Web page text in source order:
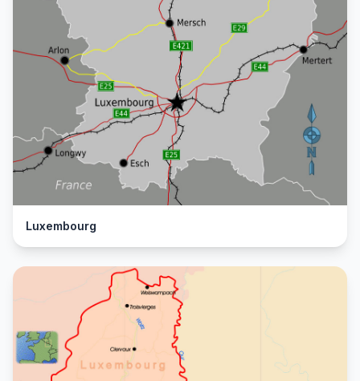
Luxembourg